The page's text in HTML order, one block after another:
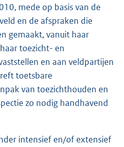
mede op basis van de
en de afspraken die
gemaakt, vanuit haar
toezicht- en
en aan veldpartijen
toetsbare
van toezichthouden en
zo nodig handhavend
intensief en/of extensief